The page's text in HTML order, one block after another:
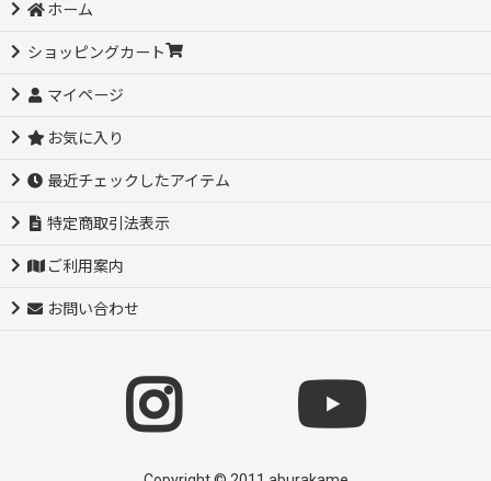
ホーム
ショッピングカート
マイページ
お気に入り
最近チェックしたアイテム
特定商取引法表示
ご利用案内
お問い合わせ